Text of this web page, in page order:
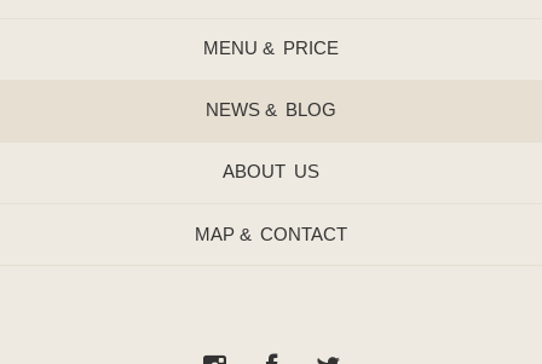
MENU & PRICE
NEWS & BLOG
ABOUT US
MAP & CONTACT